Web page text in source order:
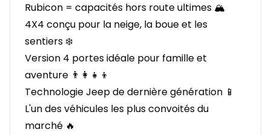
Rubicon = capacités hors route ultimes 🏔️
4X4 conçu pour la neige, la boue et les
sentiers ❄️
Version 4 portes idéale pour famille et
aventure 👨‍👩‍👧‍👦
Technologie Jeep de dernière génération 📱
L'un des véhicules les plus convoités du
marché 🔥